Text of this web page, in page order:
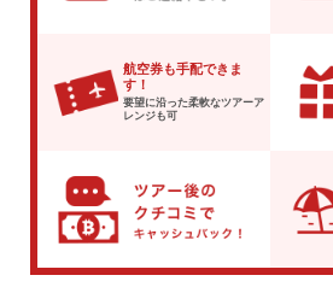
航空券も手配できま
す！
要望に沿った柔軟なツアーア
レンジも可